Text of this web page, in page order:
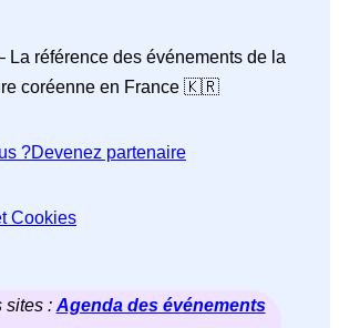
La référence des événements de la
coréenne en France 🇰🇷
?Devenez partenaire
Cookies
sites :Agenda des événements